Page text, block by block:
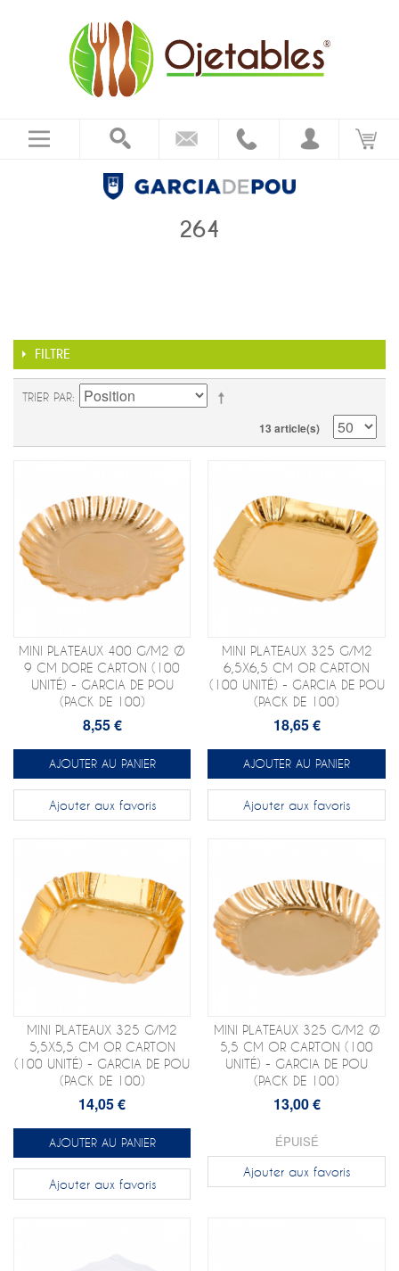
264
FILTRE
TRIER PAR
13 article(s)
MINI PLATEAUX 400 G/M2 Ø
9 CM DORE CARTON (100
UNITÉ) - GARCIA DE POU
(PACK DE 100)
8,55 €
AJOUTER AU PANIER
Ajouter aux favoris
MINI PLATEAUX 325 G/M2
6,5X6,5 CM OR CARTON
(100 UNITÉ) - GARCIA DE POU
(PACK DE 100)
18,65 €
AJOUTER AU PANIER
Ajouter aux favoris
MINI PLATEAUX 325 G/M2
5,5X5,5 CM OR CARTON
(100 UNITÉ) - GARCIA DE POU
(PACK DE 100)
14,05 €
AJOUTER AU PANIER
Ajouter aux favoris
MINI PLATEAUX 325 G/M2 Ø
5,5 CM OR CARTON (100
UNITÉ) - GARCIA DE POU
(PACK DE 100)
13,00 €
ÉPUISÉ
Ajouter aux favoris